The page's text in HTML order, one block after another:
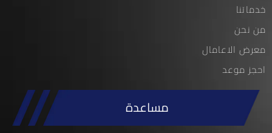
خدماتنا
من نحن
معرض الاعامال
احجز موعد
مساعدة